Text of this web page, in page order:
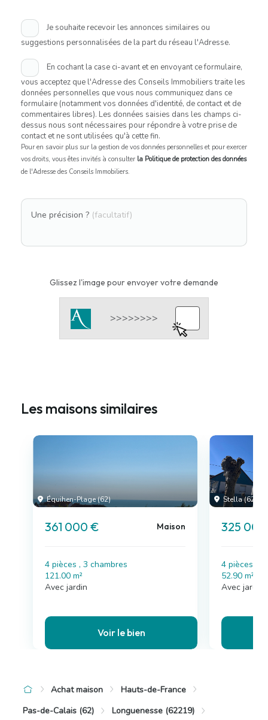
Je souhaite recevoir les annonces similaires ou
suggestions personnalisées de la part du réseau l'Adresse.
En cochant la case ci-avant et en envoyant ce formulaire,
vous acceptez que l'Adresse des Conseils Immobiliers traite les
données personnelles que vous nous communiquez dans ce
formulaire (notamment vos données d'identité, de contact et de
commentaires libres). Les données saisies dans les champs ci-
dessus nous sont nécessaires pour répondre à votre prise de
contact et ne sont utilisées qu'à cette fin.
Pour en savoir plus sur la gestion de vos données personnelles et pour exercer
vos droits, vous êtes invités à consulter la Politique de protection des données
de l'Adresse des Conseils Immobiliers.
Une précision ? (facultatif)
Glissez l'image pour envoyer votre demande
Les maisons similaires
Équihen-Plage (62)
361 000 € Maison
4 pièces , 3 chambres
121.00 m²
Avec jardin
Voir le bien
Stella (62)
325
4 pièces , 2
52.90 m²
Avec jardin
Achat maison
Hauts-de-France
Pas-de-Calais (62)
Longuenesse (62219)